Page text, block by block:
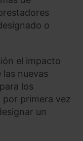
o
el impacto
nuevas
los
primera vez
un